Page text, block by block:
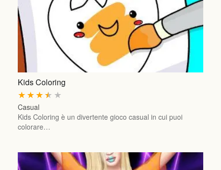
Kids Coloring
★
★
★
★
★
Casual
Kids Coloring è un divertente gioco casual in cui puoi
colorare…